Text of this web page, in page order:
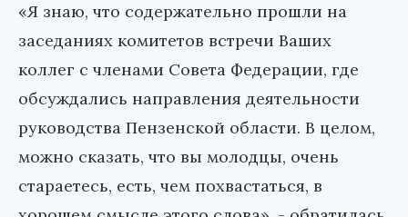
«Я знаю, что содержательно прошли на
заседаниях комитетов встречи Ваших
коллег с членами Совета Федерации, где
обсуждались направления деятельности
руководства Пензенской области. В целом,
можно сказать, что вы молодцы, очень
стараетесь, есть, чем похвастаться, в